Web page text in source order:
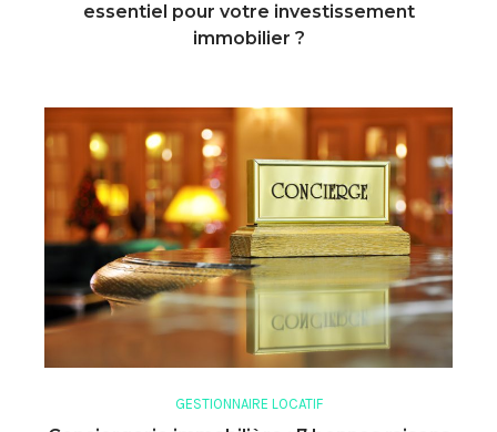
essentiel pour votre investissement
immobilier ?
GESTIONNAIRE LOCATIF